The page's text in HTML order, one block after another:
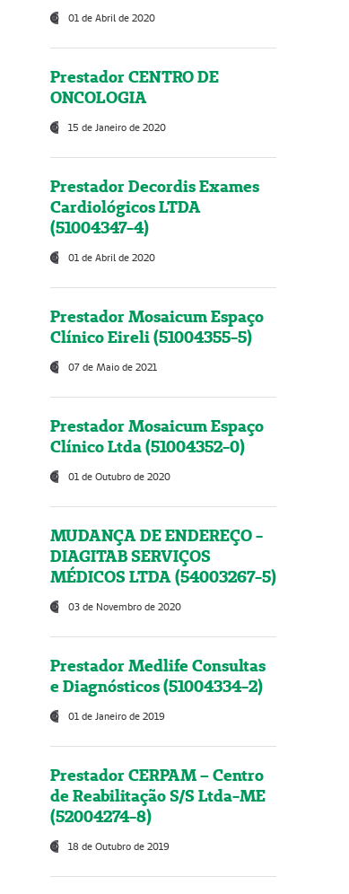
01 de Abril de 2020
Prestador CENTRO DE
ONCOLOGIA
15 de Janeiro de 2020
Prestador Decordis Exames
Cardiológicos LTDA
(51004347-4)
01 de Abril de 2020
Prestador Mosaicum Espaço
Clínico Eireli (51004355-5)
07 de Maio de 2021
Prestador Mosaicum Espaço
Clínico Ltda (51004352-0)
01 de Outubro de 2020
MUDANÇA DE ENDEREÇO -
DIAGITAB SERVIÇOS
MÉDICOS LTDA (54003267-5)
03 de Novembro de 2020
Prestador Medlife Consultas
e Diagnósticos (51004334-2)
01 de Janeiro de 2019
Prestador CERPAM – Centro
de Reabilitação S/S Ltda-ME
(52004274-8)
18 de Outubro de 2019